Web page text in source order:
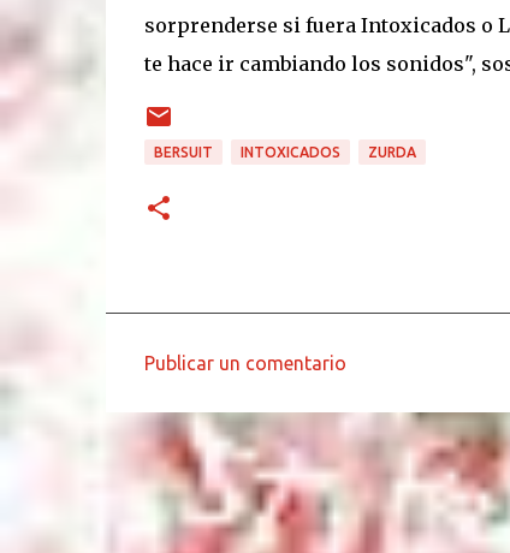
sorprenderse si fuera Intoxicados o
te hace ir cambiando los sonidos",
BERSUIT INTOXICADOS ZURDA
m
Publicar un comentario